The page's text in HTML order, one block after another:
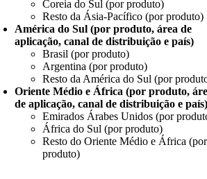
Coreia do Sul (por produto)
Resto da Ásia-Pacífico (por produto)
América do Sul (por produto, área de
aplicação, canal de distribuição e país)
Brasil (por produto)
Argentina (por produto)
Resto da América do Sul (por
Oriente Médio e África (por produto,
de aplicação, canal de distribuição e país)
Emirados Árabes Unidos (por
África do Sul (por produto)
Resto do Oriente Médio e África (por
produto)